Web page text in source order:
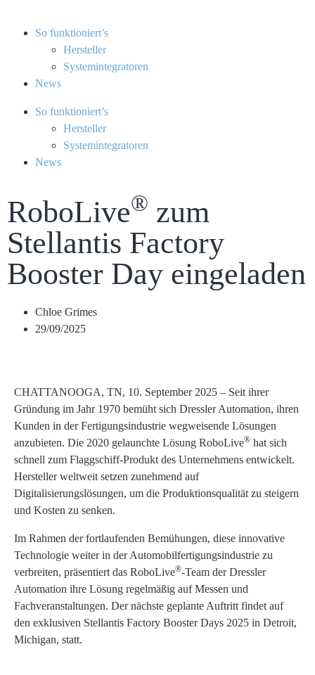
So funktioniert’s
Hersteller
Systemintegratoren
News
So funktioniert’s
Hersteller
Systemintegratoren
News
RoboLive® zum
Stellantis Factory
Booster Day eingeladen
Chloe Grimes
29/09/2025
CHATTANOOGA, TN, 10. September 2025 – Seit ihrer
Gründung im Jahr 1970 bemüht sich Dressler Automation, ihren
Kunden in der Fertigungsindustrie wegweisende Lösungen
anzubieten. Die 2020 gelaunchte Lösung RoboLive® hat sich
schnell zum Flaggschiff-Produkt des Unternehmens entwickelt.
Hersteller weltweit setzen zunehmend auf
Digitalisierungslösungen, um die Produktionsqualität zu steigern
und Kosten zu senken.
Im Rahmen der fortlaufenden Bemühungen, diese innovative
Technologie weiter in der Automobilfertigungsindustrie zu
verbreiten, präsentiert das RoboLive®-Team der Dressler
Automation ihre Lösung regelmäßig auf Messen und
Fachveranstaltungen. Der nächste geplante Auftritt findet auf
den exklusiven Stellantis Factory Booster Days 2025 in Detroit,
Michigan, statt.